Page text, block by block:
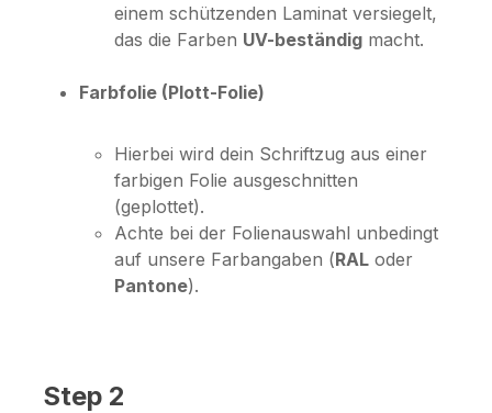
einem schützenden Laminat versiegelt,
das die Farben UV-beständig macht.
Farbfolie (Plott-Folie)
Hierbei wird dein Schriftzug aus einer
farbigen Folie ausgeschnitten
(geplottet).
Achte bei der Folienauswahl unbedingt
auf unsere Farbangaben (RAL oder
Pantone).
Step 2